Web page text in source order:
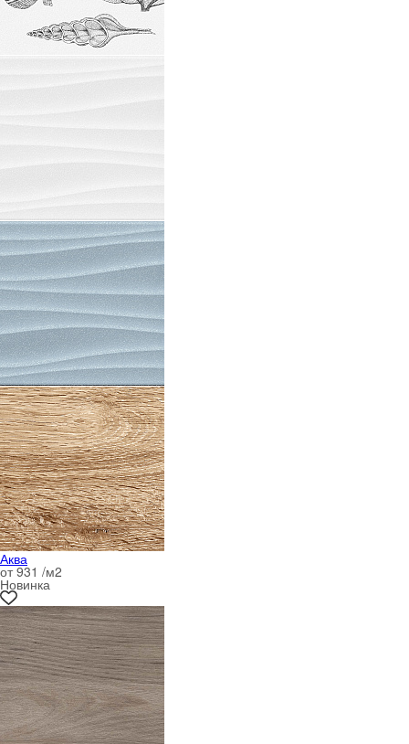
Аква
от 931 /м2
Новинка